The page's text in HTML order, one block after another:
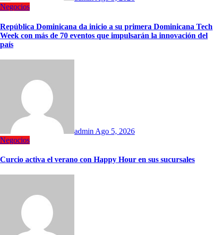
Negocios
República Dominicana da inicio a su primera Dominicana Tech
Week con más de 70 eventos que impulsarán la innovación del
país
admin Ago 5, 2026
Negocios
Curcio activa el verano con Happy Hour en sus sucursales